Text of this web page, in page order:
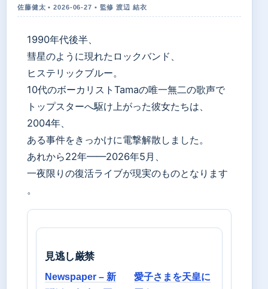
佐藤健太 • 2026-06-27 • 監修 渡辺 結衣
1990年代後半、
彗星のように現れたロックバンド、
ヒステリックブルー。
10代のボーカリストTamaの唯一無二の歌声で
トップスターへ駆け上がった彼女たちは、
2004年、
ある事件をきっかけに電撃解散しました。
あれから22年——2026年5月、
一夜限りの復活ライブが現実のものとなります
。
見逃し厳禁
Newspaper – 新
愛子さまを天皇に